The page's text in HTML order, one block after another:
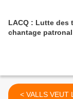
LACQ : Lutte des
chantage patronal
< VALLS VEUT LAISSER